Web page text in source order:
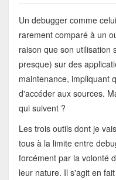
Un debugger comme
rarement comparé à un
raison que son utilisation
presque) sur des
maintenance, impliquant
d'accéder aux sources.
qui suivent ?
Les trois outils dont je
tous à la limite entre
forcément par la volonté
leur nature. Il s'agit en